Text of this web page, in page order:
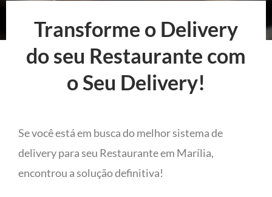
Transforme o Delivery
do seu Restaurante com
o Seu Delivery!
Se você está em busca do melhor sistema de
delivery para seu Restaurante em Marília,
encontrou a solução definitiva!